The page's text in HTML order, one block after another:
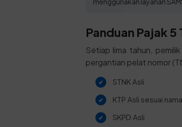
Panduan Pajak
Setiap lima tahun,
pergantian pelat nomor
STNK Asli
KTP Asli sesuai
SKPD Asli